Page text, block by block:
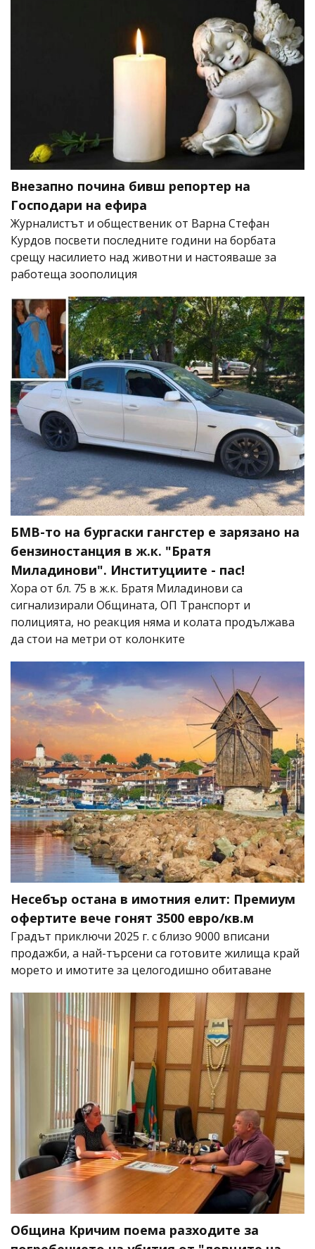
Внезапно почина бивш репортер на
Господари на ефира
Журналистът и общественик от Варна Стефан
Курдов посвети последните години на борбата
срещу насилието над животни и настояваше за
работеща зоополиция
БМВ-то на бургаски гангстер е зарязано на
бензиностанция в ж.к. "Братя
Миладинови". Институциите - пас!
Хора от бл. 75 в ж.к. Братя Миладинови са
сигнализирали Oбщината, ОП Транспорт и
полицията, но реакция няма и колата продължава
да стои на метри от колонките
Несебър остана в имотния елит: Премиум
офертите вече гонят 3500 евро/кв.м
Градът приключи 2025 г. с близо 9000 вписани
продажби, а най-търсени са готовите жилища край
морето и имотите за целогодишно обитаване
Община Кричим поема разходите за